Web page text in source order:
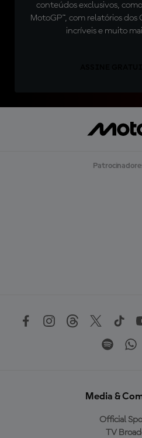
conteúdos exclusivos,
MotoGP™, com relatórios dos
incríveis e muito
Media &
Official
TV